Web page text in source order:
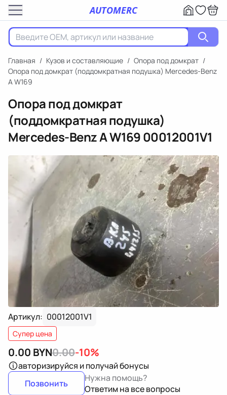
AUTOMERC
Главная / Кузов и составляющие / Опора под домкрат /
Опора под домкрат (поддомкратная подушка) Mercedes-Benz
A W169
Опора под домкрат
(поддомкратная подушка)
Mercedes-Benz A W16900012001V1
Артикул: 00012001V1
Супер цена
0.00 BYN0.00-10%
авторизируйся и получай бонусы
Позвонить
Нужна помощь?
Ответим на все вопросы